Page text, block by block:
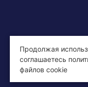
Продолжая
соглашаетесь
файлов cookie